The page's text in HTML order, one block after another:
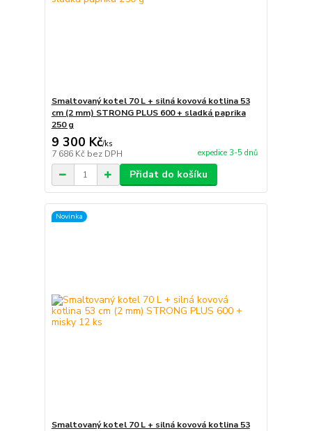
Smaltovaný kotel 70 L + silná kovová kotlina 53
cm (2 mm) STRONG PLUS 600 + sladká paprika
250 g
9 300 Kč/ks
7 686 Kč bez DPH expedice 3-5 dnů
Přidat do košíku
Novinka
Smaltovaný kotel 70 L + silná kovová kotlina 53